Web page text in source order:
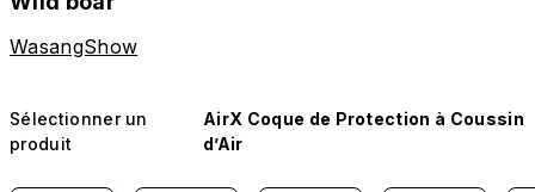
WasangShow
Sélectionner un
produit
AirX Coque de Protection à Coussin
d’Air